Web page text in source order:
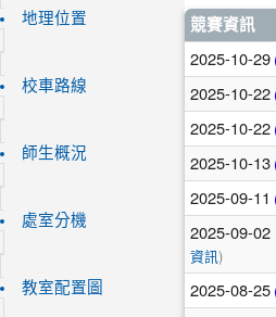
地理位置
校車路線
師生概況
處室分機
教室配置圖
文
章
列
表
競賽資訊
2025-10-29
2025-10-22
2025-10-22
2025-10-13
2025-09-11
2025-09-02
資訊)
2025-08-25